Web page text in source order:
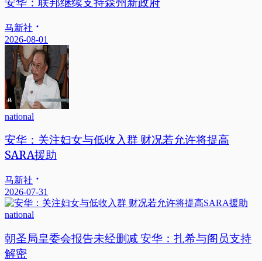
马新社
2026-08-01
national
安华：关注妇女与低收入群 财况若允许将提高
SARA援助
马新社
2026-07-31
national
朝圣局皇委会报告未经删减 安华：扎希与阁员支持
解密